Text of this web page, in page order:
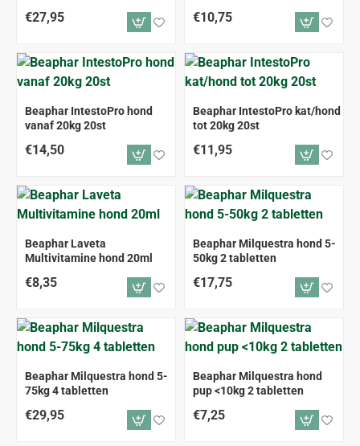
€27,95 €10,75
Beaphar IntestoPro hond
vanaf 20kg 20st
€14,50
Beaphar IntestoPro kat/hond
tot 20kg 20st
€11,95
Beaphar Laveta
Multivitamine hond 20ml
€8,35
Beaphar Milquestra hond 5-
50kg 2 tabletten
€17,75
Beaphar Milquestra hond 5-
75kg 4 tabletten
€29,95
Beaphar Milquestra hond
pup <10kg 2 tabletten
€7,25